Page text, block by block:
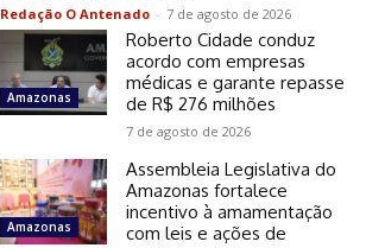
Redação O Antenado - 7 de agosto de 2026
Amazonas
Roberto Cidade conduz
acordo com empresas
médicas e garante repasse
de R$ 276 milhões
7 de agosto de 2026
Amazonas
Assembleia Legislativa do
Amazonas fortalece
incentivo à amamentação
com leis e ações de